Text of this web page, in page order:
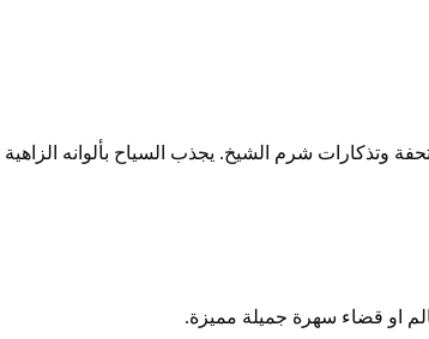
وتذكارات شرم الشيخ. يجذب السياح بألوانه الزاهية
او قضاء سهرة جميلة مميزة.